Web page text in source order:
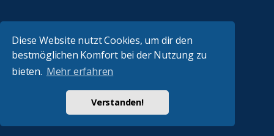
Diese Website nutzt Cookies, um dir den
bestmöglichen Komfort bei der Nutzung zu
bieten. Mehr erfahren
Verstanden!